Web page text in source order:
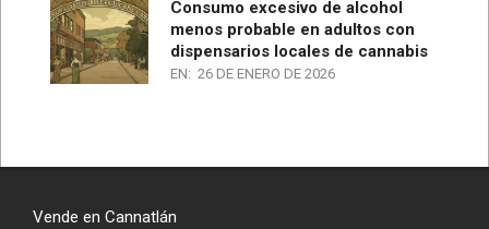
Consumo excesivo de alcohol
menos probable en adultos con
dispensarios locales de cannabis
EN: 26 DE ENERO DE 2026
Vende en Cannatlán